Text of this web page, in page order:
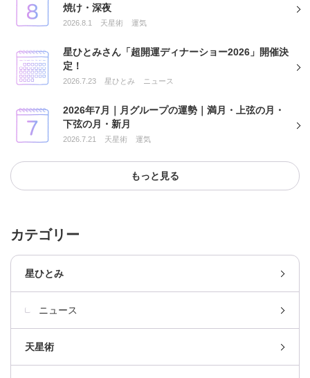
焼け・深夜
2026.8.1 天星術 運気
星ひとみさん「超開運ディナーショー2026」開催決
定！
2026.7.23 星ひとみ ニュース
2026年7月｜月グループの運勢｜満月・上弦の月・
下弦の月・新月
2026.7.21 天星術 運気
もっと見る
カテゴリー
星ひとみ
ニュース
天星術